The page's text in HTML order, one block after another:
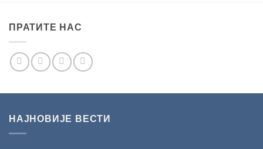
ПРАТИТЕ НАС
НАЈНОВИЈЕ ВЕСТИ